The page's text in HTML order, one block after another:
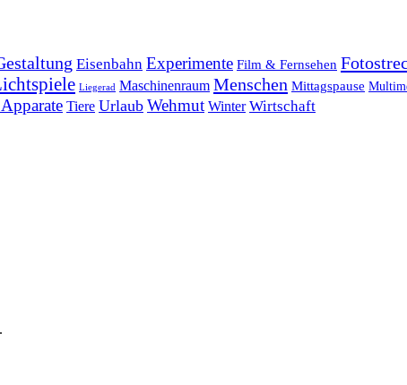
Eisenbahn Experimente Film & Fernsehen
Liegerad Maschinenraum Menschen Mittagspause
Tiere Urlaub Wehmut Winter Wirtschaft